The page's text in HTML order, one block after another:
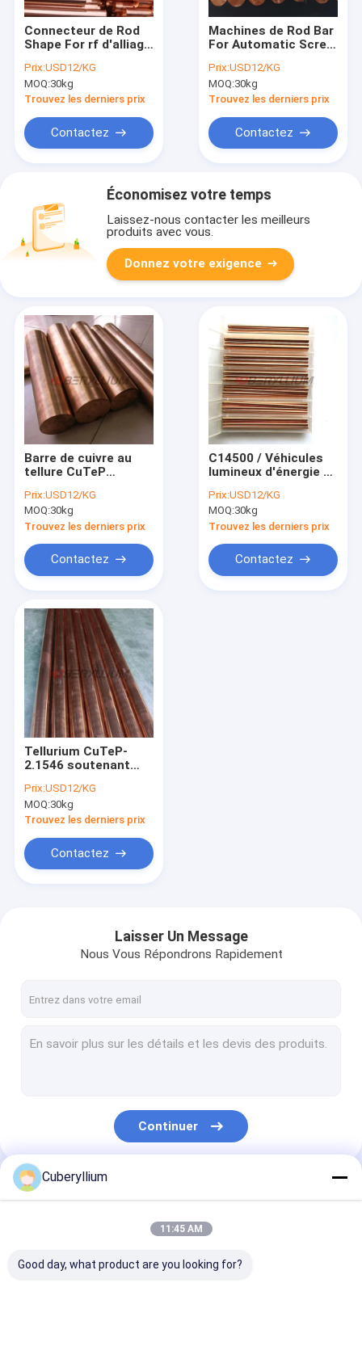
Au sujet de nous
Demandez une citation
Connecteur de Rod
Shape For rf d'alliage
CW118C/C14500
Prix:USD12/KG
MOQ:30kg
Trouvez les derniers prix
Contactez
Machines de Rod Bar
For Automatic Screw
tellurium d'ASTM
C14500/C145
Prix:USD12/KG
MOQ:30kg
Trouvez les derniers prix
Contactez
Économisez votre temps
Laissez-nous contacter les meilleurs
produits avec vous.
Donnez votre exigence
Barre de cuivre au
tellure CuTeP
sans conductivité
élevée
Prix:USD12/KG
MOQ:30kg
Trouvez les derniers prix
Contactez
C14500 / Véhicules
lumineux d'énergie de
New d'en cuivre du
tellurium QTe0.5
Prix:USD12/KG
MOQ:30kg
Trouvez les derniers prix
Contactez
Tellurium CuTeP-
2.1546 soutenant
cuivre. 5mm 10mm
15mm 20mm
Prix:USD12/KG
MOQ:30kg
Trouvez les derniers prix
Contactez
Laisser Un Message
Nous Vous Répondrons Rapidement
Continuer
Nos Catégories
Cuberyllium
11:45 AM
Good day, what product are you looking for?